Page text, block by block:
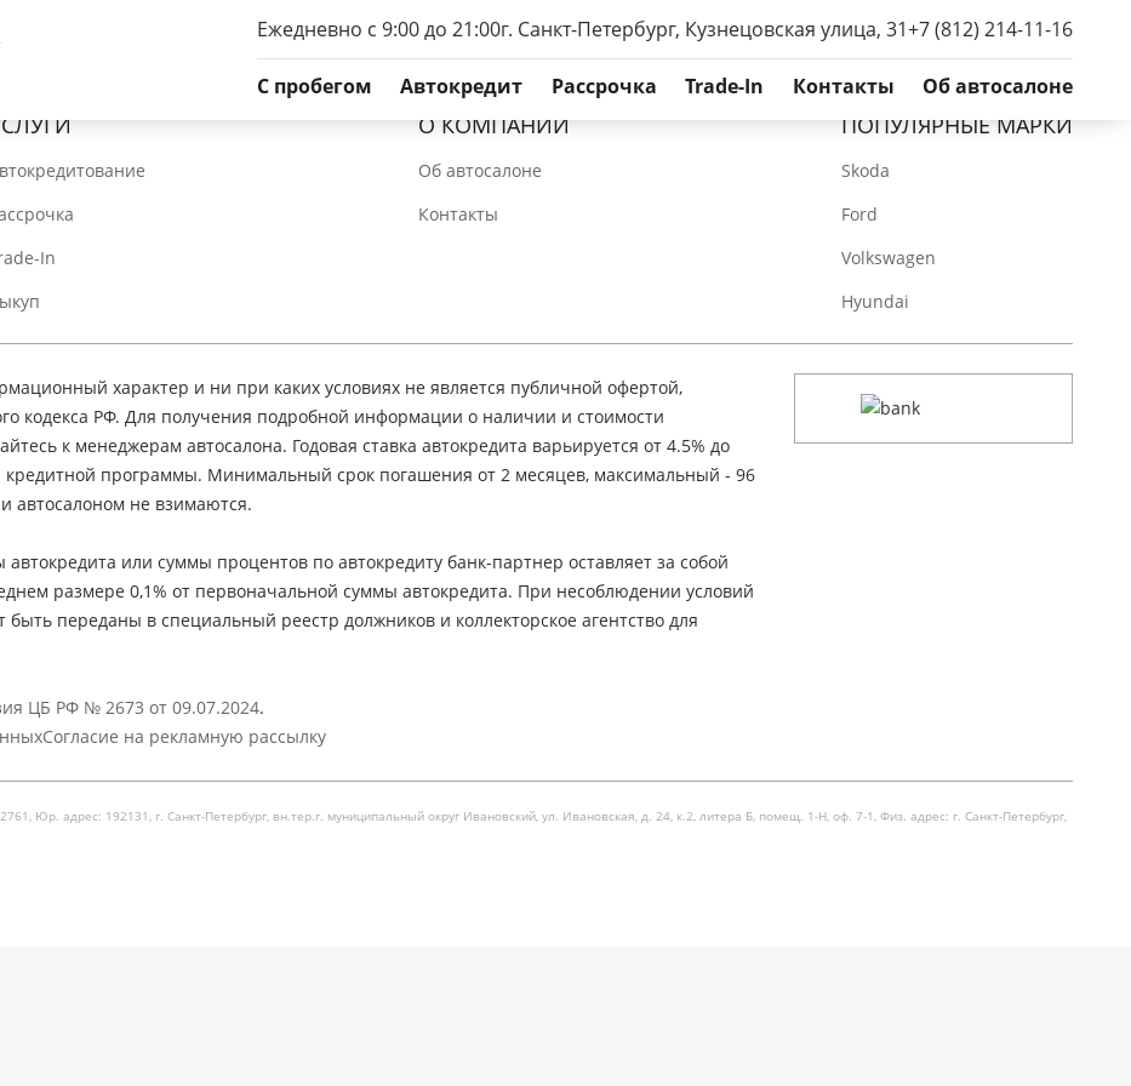
Ежедневно с 9:00 до 21:00г. Санкт-Петербург, Кузнецовская улица, 31+7 (812) 214-11-16
C пробегом Автокредит Рассрочка Trade-In Контакты Об автосалоне
In
О КОМПАНИИ
Об автосалоне
Контакты
ПОПУЛЯРНЫЕ МАРКИ
Skoda
Ford
Volkswagen
Hyundai
характер и ни при каких условиях не является публичной офертой,
кодекса РФ. Для получения подробной информации о наличии и стоимости
к менеджерам автосалона. Годовая ставка автокредита варьируется от 4.5% до
кредитной программы. Минимальный срок погашения от 2 месяцев, максимальный - 96
автосалоном не взимаются.
или суммы процентов по автокредиту банк-партнер оставляет за собой
размере 0,1% от первоначальной суммы автокредита. При несоблюдении условий
переданы в специальный реестр должников и коллекторское агентство для
ЦБ РФ № 2673 от 09.07.2024.
Согласие на рекламную рассылку
Юр. адрес: 192131, г. Санкт-Петербург, вн.тер.г. муниципальный округ Ивановский, ул. Ивановская, д. 24, к.2, литера Б, помещ. 1-Н, оф. 7-1, Физ. адрес: г. Санкт-Петербург,